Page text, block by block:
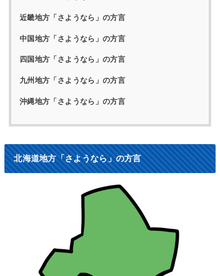
近畿地方「さようなら」の方言
中国地方「さようなら」の方言
四国地方「さようなら」の方言
九州地方「さようなら」の方言
沖縄地方「さようなら」の方言
北海道地方「さようなら」の方言